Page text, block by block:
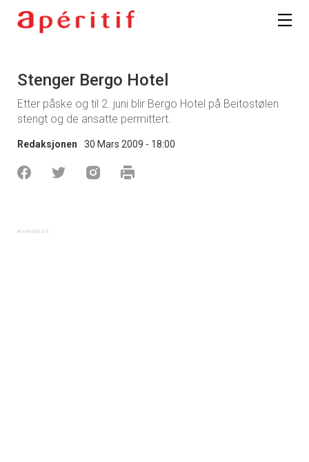
Stenger Bergo Hotel
Etter påske og til 2. juni blir Bergo Hotel på Beitostølen
stengt og de ansatte permittert.
Redaksjonen 30 Mars 2009 - 18:00